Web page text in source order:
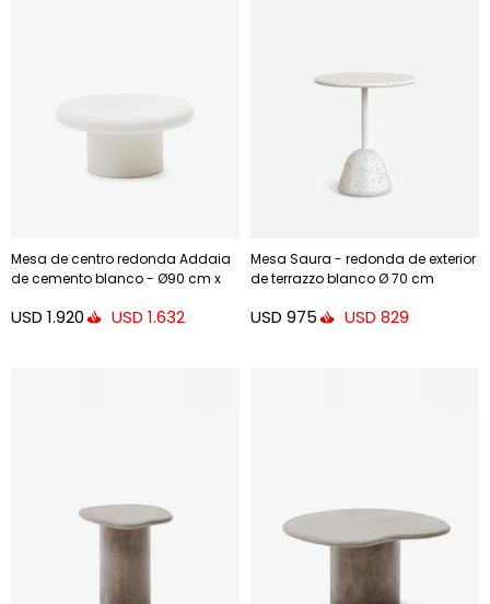
Mesa de centro redonda Addaia
de cemento blanco - Ø90 cm x
USD 1.920 USD 1.632
Mesa Saura - redonda de exterior
de terrazzo blanco Ø 70 cm
USD 975 USD 829